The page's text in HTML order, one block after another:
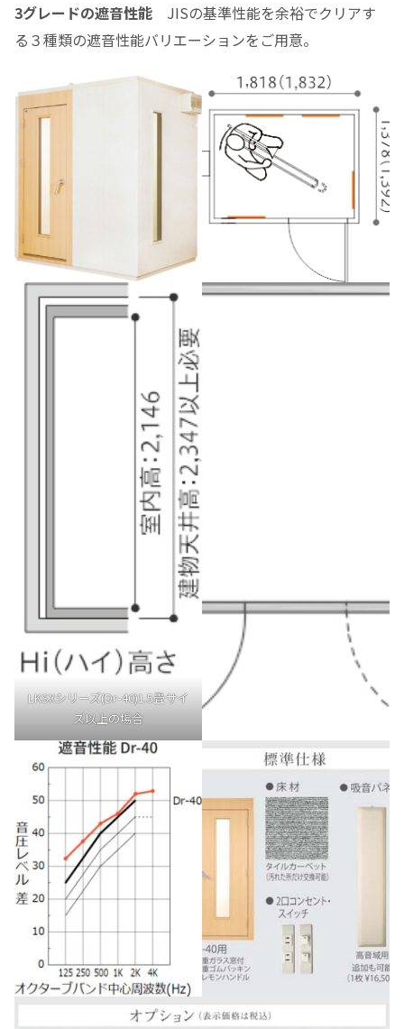
3グレードの遮音性能 JISの基準性能を余裕でクリアす
る３種類の遮音性能バリエーションをご用意。
LKSXシリーズ(Dr-40)1.5畳サイ
ズ以上の場合